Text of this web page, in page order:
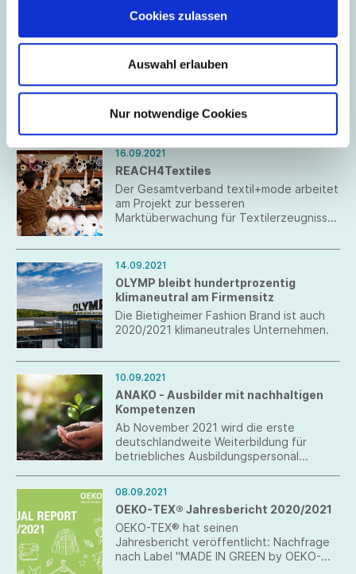
Cookies zulassen
Auswahl erlauben
Nur notwendige Cookies
Einführung des Labels Madeira Green und
23.09.2021
20. VAUDE Store eröffnet
ist mit seinem Franchise Konzept weiter
öffnet ein VAUDE Franchise Store in
Deutschland seine Türen.
16.09.2021
REACH4Textiles
Der Gesamtverband textil+mode arbeitet
am Projekt zur besseren
Marktüberwachung für Textilerzeugnisse
14.09.2021
OLYMP bleibt hundertprozentig
klimaneutral am Firmensitz
Die Bietigheimer Fashion Brand ist auch
2020/2021 klimaneutrales Unternehmen.
10.09.2021
ANAKO - Ausbilder mit nachhaltigen
Kompetenzen
Ab November 2021 wird die erste
deutschlandweite Weiterbildung für
betriebliches Ausbildungspersonal
und Nachhaltigkeit" abbildet.
08.09.2021
OEKO-TEX® Jahresbericht 2020/2021
OEKO-TEX® hat seinen
Jahresbericht veröffentlicht: Nachfrage
nach Label "MADE IN GREEN by OEKO-